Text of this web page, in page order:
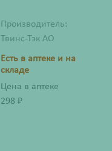
Производитель:
Твинс-Тэк АО
Есть в аптеке и на
складе
Цена в аптеке
298 ₽